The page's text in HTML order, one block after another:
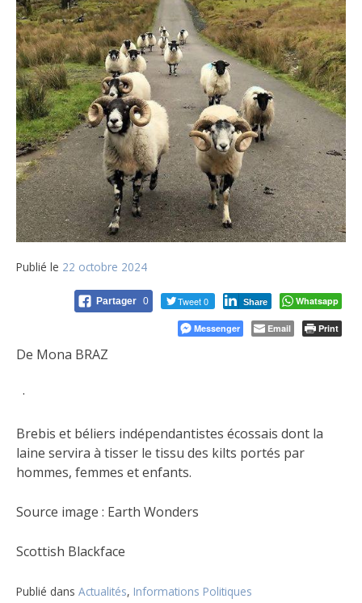
Publié le 22 octobre 2024
Partager 0 Tweet 0 Share Whatsapp
Messenger Email Print
De Mona BRAZ
·
Brebis et béliers indépendantistes écossais dont la
laine servira à tisser le tissu des kilts portés par
hommes, femmes et enfants.
Source image : Earth Wonders
Scottish Blackface
Publié dans Actualités, Informations Politiques